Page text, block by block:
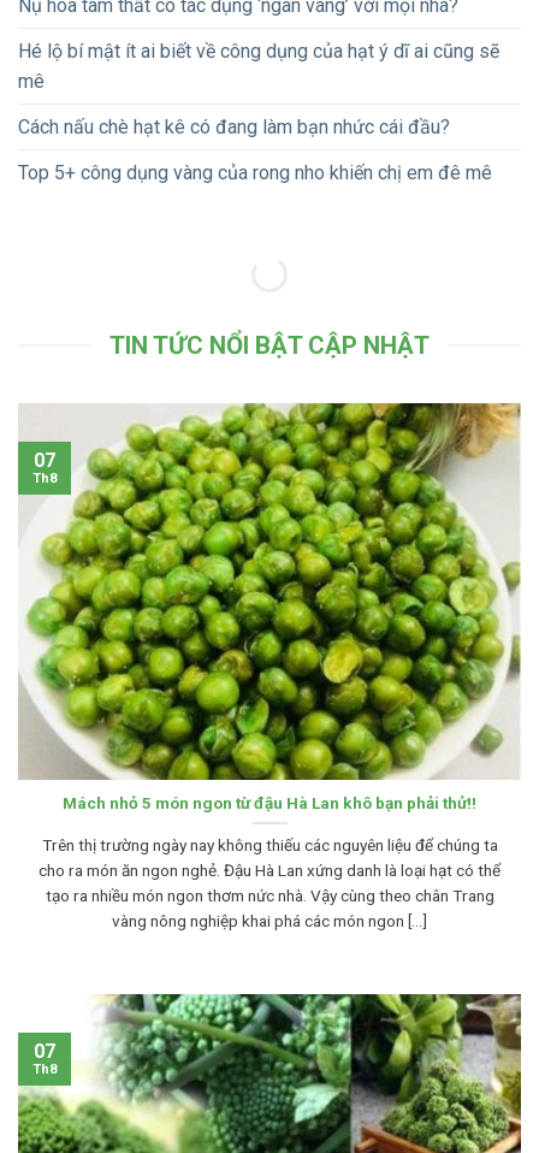
Nụ hoa tam thất có tác dụng ‘ngàn vàng’ với mọi nhà?
Hé lộ bí mật ít ai biết về công dụng của hạt ý dĩ ai cũng sẽ
mê
Cách nấu chè hạt kê có đang làm bạn nhức cái đầu?
Top 5+ công dụng vàng của rong nho khiến chị em đê mê
TIN TỨC NỔI BẬT CẬP NHẬT
Mách nhỏ 5 món ngon từ đậu Hà Lan khô bạn phải thử!!
Trên thị trường ngày nay không thiếu các nguyên liệu để chúng ta
cho ra món ăn ngon nghẻ. Đậu Hà Lan xứng danh là loại hạt có thể
tạo ra nhiều món ngon thơm nức nhà. Vậy cùng theo chân Trang
vàng nông nghiệp khai phá các món ngon [...]
07
Th8
07
Th8